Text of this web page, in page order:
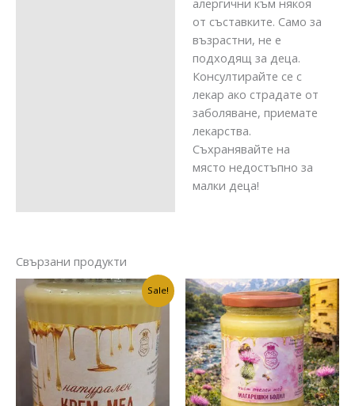
алергични към някоя
от съставките. Само за
възрастни, не е
подходящ за деца.
Консултирайте се с
лекар ако страдате от
заболяване, приемате
лекарства.
Съхранявайте на
място недостъпно за
малки деца!
Свързани продукти
Sale!
Original
price
was:
€ 38.00
/
74.32 лв..
Текущата
цена
€ 35.50
/
69.43 лв..